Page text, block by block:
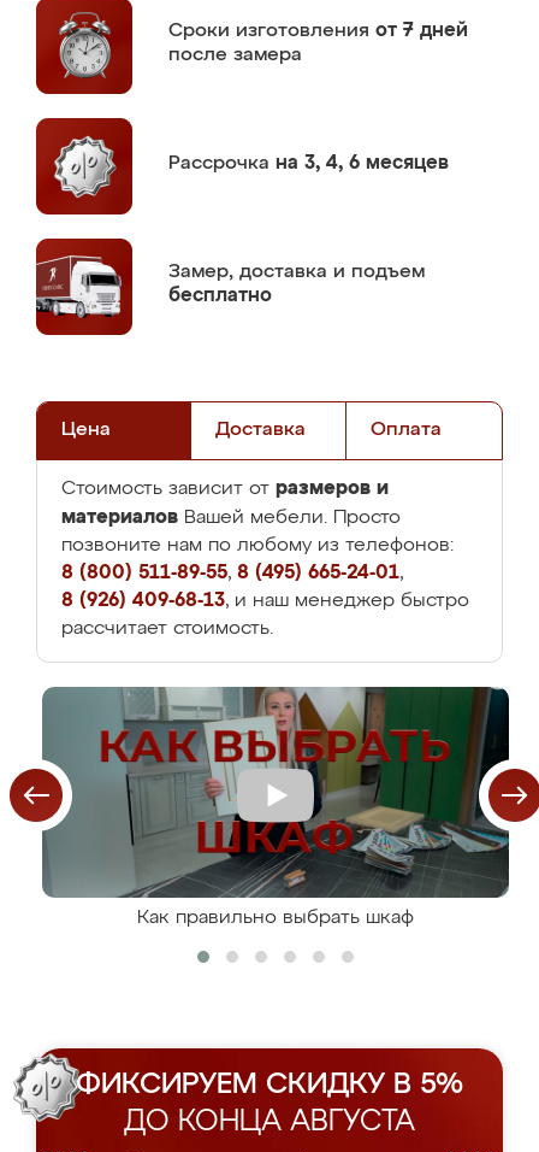
Сроки изготовления от 7 дней
после замера
Рассрочка на 3, 4, 6 месяцев
Замер, доставка и подъем
бесплатно
Цена Доставка Оплата
Стоимость зависит от размеров и
материалов Вашей мебели. Просто
позвоните нам по любому из телефонов:
8 (800) 511-89-55, 8 (495) 665-24-01,
8 (926) 409-68-13, и наш менеджер быстро
рассчитает стоимость.
Как правильно выбрать шкаф
ФИКСИРУЕМ СКИДКУ В 5%
ДО КОНЦА АВГУСТА